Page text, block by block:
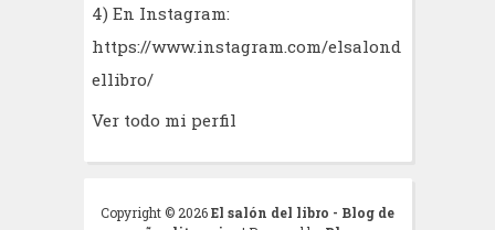
4) En Instagram:
https://www.instagram.com/elsalond
ellibro/
Ver todo mi perfil
Copyright © 2026El salón del libro - Blog de